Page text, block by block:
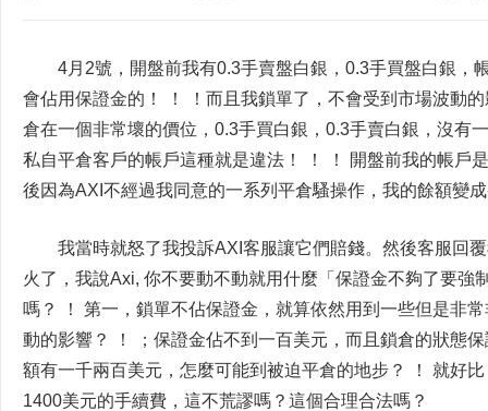
4月2號，開盤前我有0.3手賣盤白銀，0.3手買盤白銀，
會佔用保證金的！ ！ ！而且我鎖單了，不會受到市場波動
倉在一個非常壞的價位，0.3手買白銀，0.3手賣白銀，沒有
私自平倉客戶的帳戶這種就是違法！ ！ ！ 開盤前我的帳戶
後因為AXI不經過我同意的一系列平倉騷操作，我的餘額變
我當時就怒了我投訴AXI客服讓它們賠錢。然後客服回
火了，我說Axi, 你不要動不動就用什麼「保證金不夠了要強
嗎？ ！ 第一，鎖單不佔保證金，就算依然用到一些但是非
動的影響？ ！ ；保證金佔不到一百美元，而且鎖倉的狀態
額有一千兩百美元，怎麼可能到被迫平倉的地步？ ！ 就好
1400美元的手續費，這不荒謬嗎？這個合理合法嗎？